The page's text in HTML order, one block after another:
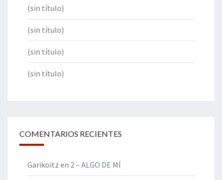
(sin título)
(sin título)
(sin título)
(sin título)
COMENTARIOS RECIENTES
Garikoitz en 2 – ALGO DE MÍ